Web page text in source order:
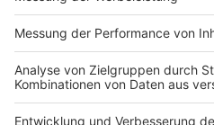
der Vielzahl von Diensten.